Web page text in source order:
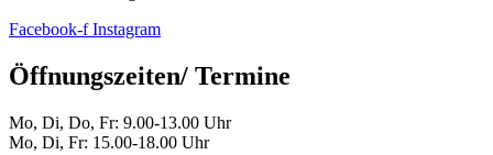
Facebook-f Instagram
Öffnungszeiten/ Termine
Mo, Di, Do, Fr: 9.00-13.00 Uhr
Mo, Di, Fr: 15.00-18.00 Uhr